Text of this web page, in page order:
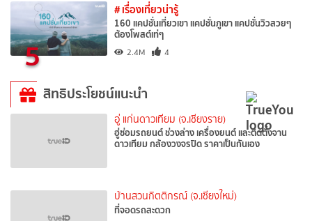
5
# เรื่องเที่ยวน่ารู้
160 แคปชั่นเที่ยวเขา แคปชั่นภูเขา แคปชั่นวิวสวยๆ
ต้องโพสต์เท่ๆ
2.4M 4
สิทธิประโยชน์แนะนำ
อู่ แก่นดาวเทียม (จ.เชียงราย)
ฮู่ซ่อมรถยนต์ ช่วงล่าง เครื่องยนต์ และติดตั้งจาน
ดาวเทียม กล้องวงจรปิด ราคาเป็นกันเอง
บ้านสวนกิตติกรณ์ (จ.เชียงใหม่)
ที่จอดรถสะดวก